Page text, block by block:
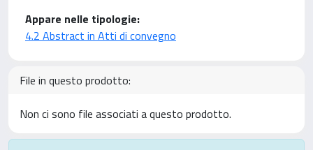
Appare nelle tipologie:
4.2 Abstract in Atti di convegno
File in questo prodotto:
Non ci sono file associati a questo prodotto.